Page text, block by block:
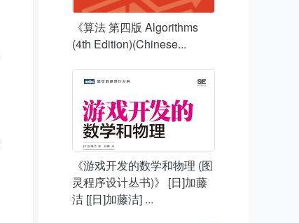
《算法 第四版 Algorithms
(4th Edition)(Chinese...
《游戏开发的数学和物理 (图
灵程序设计丛书)》 [日]加藤
洁 [[日]加藤洁] ...